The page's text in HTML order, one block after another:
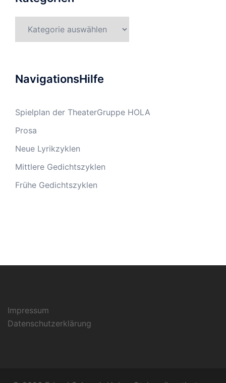
NavigationsHilfe
Spielplan der TheaterGruppe HOLA
Prosa
Neue Lyrikzyklen
Mittlere Gedichtszyklen
Frühe Gedichtszyklen
Impressum
Datenschutzerklärung